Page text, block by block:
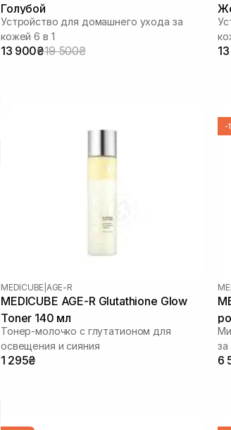
Голубой
Устройство для домашнего ухода за
кожей 6 в 1
13 900₴19 500₴
MEDICUBE AGE-R
MEDICUBE AGE-R Glutathione Glow
Toner 140 мл
Тонер-молочко с глутатионом для
освещения и сияния
1 295₴
-
6